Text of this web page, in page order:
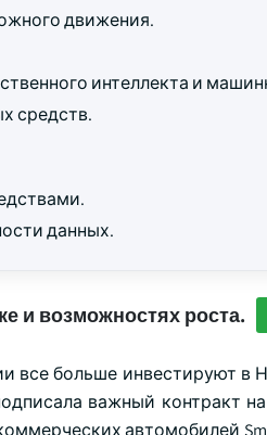
движения.
интеллекта и
средств.
данных.
и возможностях роста.
все больше инвестируют в
важный контракт
автомобилей